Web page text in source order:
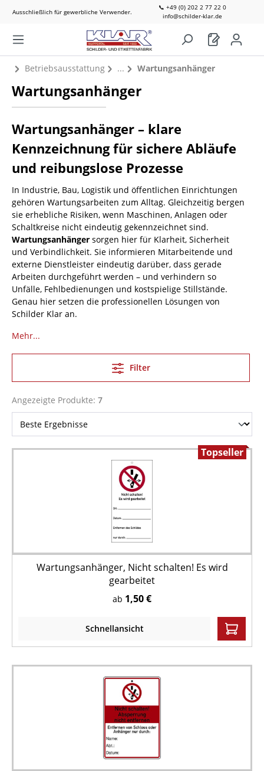
Ausschließlich für gewerbliche Verwender.
📞 +49 (0) 202 2 77 22 0
info@schilder-klar.de
Betriebsausstattung Wartungsanhänger
Wartungsanhänger
Wartungsanhänger – klare
Kennzeichnung für sichere Abläufe
und reibungslose Prozesse
In Industrie, Bau, Logistik und öffentlichen Einrichtungen
gehören Wartungsarbeiten zum Alltag. Gleichzeitig bergen
sie erhebliche Risiken, wenn Maschinen, Anlagen oder
Schaltkreise nicht eindeutig gekennzeichnet sind.
Wartungsanhänger sorgen hier für Klarheit, Sicherheit
und Verbindlichkeit. Sie informieren Mitarbeitende und
externe Dienstleister eindeutig darüber, dass gerade
Arbeiten durchgeführt werden – und verhindern so
Unfälle, Fehlbedienungen und kostspielige Stillstände.
Genau hier setzen die professionellen Lösungen von
Schilder Klar an.
Mehr...
Filter
Angezeigte Produkte: 7
Topseller
Wartungsanhänger, Nicht schalten! Es wird
gearbeitet
ab 1,50 €
Schnellansicht